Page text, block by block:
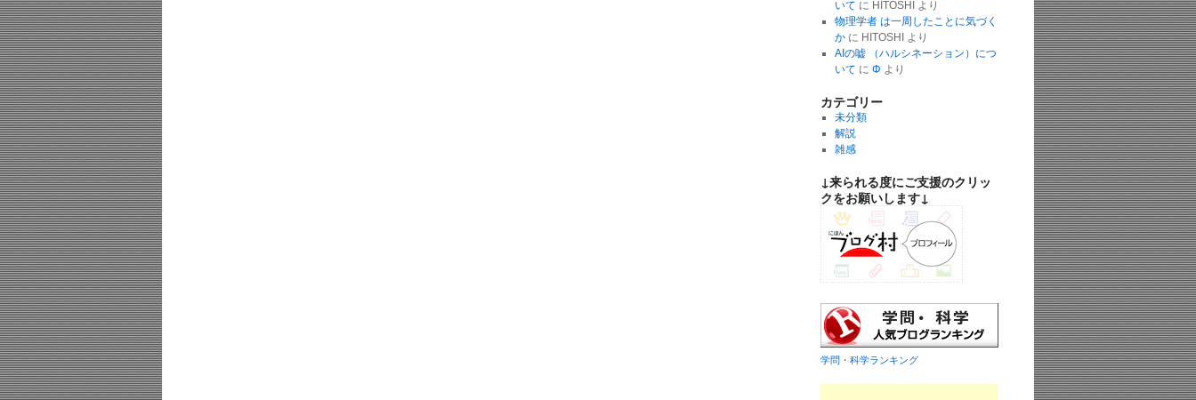
いて に HITOSHI
より
物理学者 は一周したことに気づく
かに HITOSHI
より
AIの嘘 （ハルシネーション）につ
いて に Φ より
カテゴリー
未分類
解説
雑感
↓来られる度にご支援のクリッ
クをお願いします↓
学問・科学ランキング